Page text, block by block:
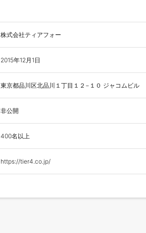
株式会社ティアフォー
2015年12月1日
東京都品川区北品川１丁目１２−１０ ジャコムビル
非公開
400名以上
https://tier4.co.jp/